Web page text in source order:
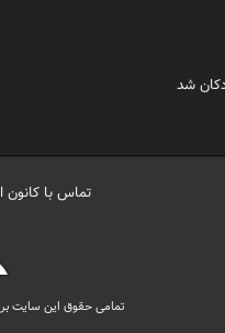
شد
تماس با کانون
تمامی حقوق این سایت